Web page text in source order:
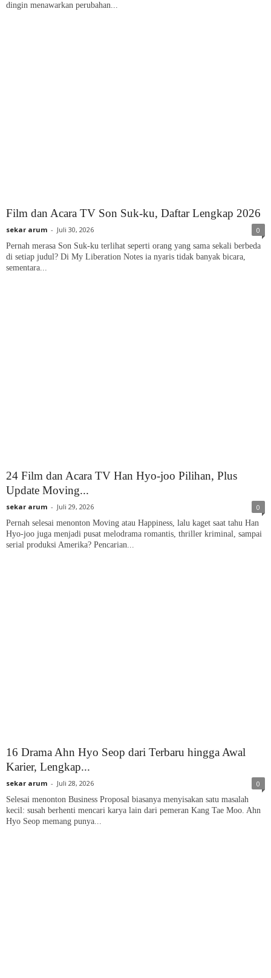
dingin menawarkan perubahan...
Film dan Acara TV Son Suk-ku, Daftar Lengkap 2026
sekar arum - Juli 30, 2026
0
Pernah merasa Son Suk-ku terlihat seperti orang yang sama sekali berbeda
di setiap judul? Di My Liberation Notes ia nyaris tidak banyak bicara,
sementara...
24 Film dan Acara TV Han Hyo-joo Pilihan, Plus
Update Moving...
sekar arum - Juli 29, 2026
0
Pernah selesai menonton Moving atau Happiness, lalu kaget saat tahu Han
Hyo-joo juga menjadi pusat melodrama romantis, thriller kriminal, sampai
serial produksi Amerika? Pencarian...
16 Drama Ahn Hyo Seop dari Terbaru hingga Awal
Karier, Lengkap...
sekar arum - Juli 28, 2026
0
Selesai menonton Business Proposal biasanya menyisakan satu masalah
kecil: susah berhenti mencari karya lain dari pemeran Kang Tae Moo. Ahn
Hyo Seop memang punya...